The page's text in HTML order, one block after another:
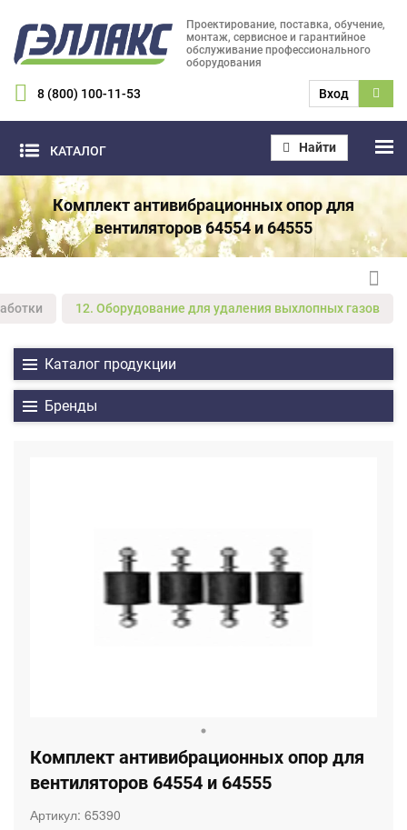
Проектирование, поставка, обучение,
монтаж, сервисное и гарантийное
обслуживание профессионального
оборудования
8 (800) 100-11-53 Вход
КАТАЛОГ Найти
Комплект антивибрационных опор для
вентиляторов 64554 и 64555
12. Оборудование для удаления выхлопных газов
Каталог продукции
Бренды
Комплект антивибрационных опор для
вентиляторов 64554 и 64555
Артикул: 65390